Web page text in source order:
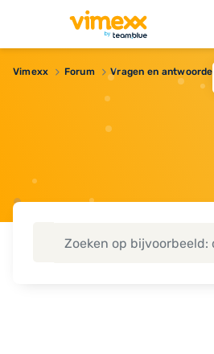
Vimexx Forum Vragen en antwoorden